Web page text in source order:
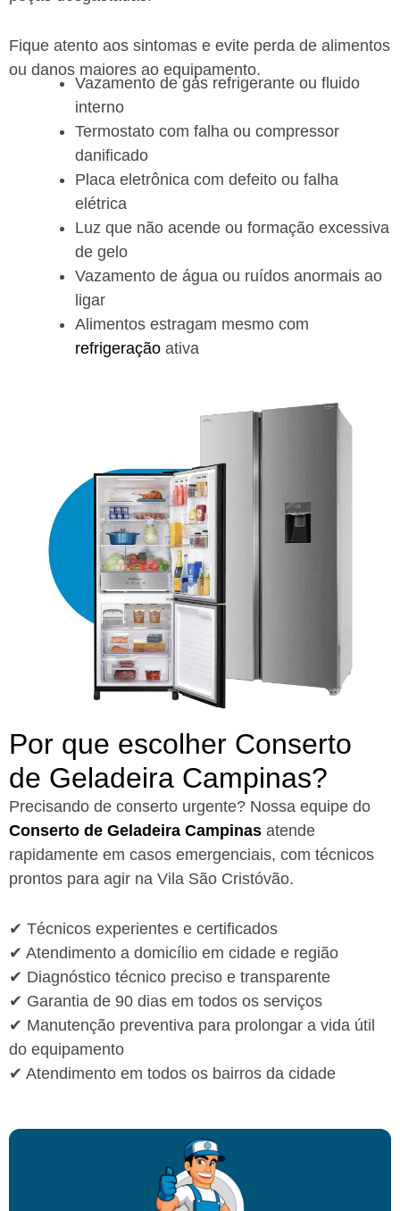
Fique atento aos sintomas e evite perda de alimentos
ou danos maiores ao equipamento.
Vazamento de gás refrigerante ou fluido
interno
Termostato com falha ou compressor
danificado
Placa eletrônica com defeito ou falha
elétrica
Luz que não acende ou formação excessiva
de gelo
Vazamento de água ou ruídos anormais ao
ligar
Alimentos estragam mesmo com
refrigeração ativa
Por que escolher Conserto
de Geladeira Campinas?​
Precisando de conserto urgente? Nossa equipe do
Conserto de Geladeira Campinas atende
rapidamente em casos emergenciais, com técnicos
prontos para agir na Vila São Cristóvão.
✔ Técnicos experientes e certificados
✔ Atendimento a domicílio em cidade e região
✔ Diagnóstico técnico preciso e transparente
✔ Garantia de 90 dias em todos os serviços
✔ Manutenção preventiva para prolongar a vida útil
do equipamento
✔ Atendimento em todos os bairros da cidade